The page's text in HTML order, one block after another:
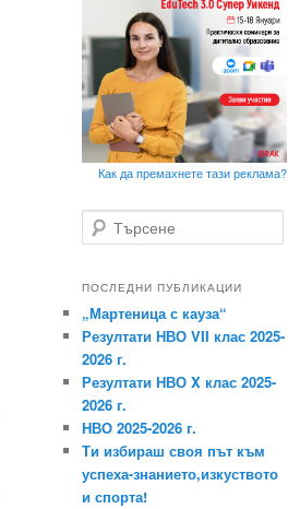
Как да премахнете тази реклама?
ъ
с
н
е
ПОСЛЕДНИ ПУБЛИКАЦИИ
„Мартеница с кауза“
Резултати НВО VII клас 2025-
2026 г.
Резултати НВО X клас 2025-
2026 г.
НВО 2025-2026 г.
Ти избираш своя път към
успеха-знанието,изкуството
и спорта!